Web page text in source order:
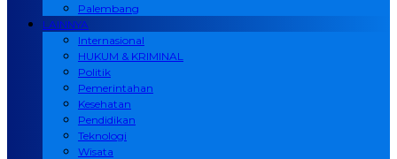
Palembang
LAINNYA
Internasional
HUKUM & KRIMINAL
Politik
Pemerintahan
Kesehatan
Pendidikan
Teknologi
Wisata